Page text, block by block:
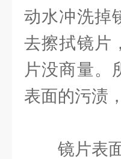
动水冲洗掉
去擦拭镜片
片没商量。
表面的污渍
镜片表面